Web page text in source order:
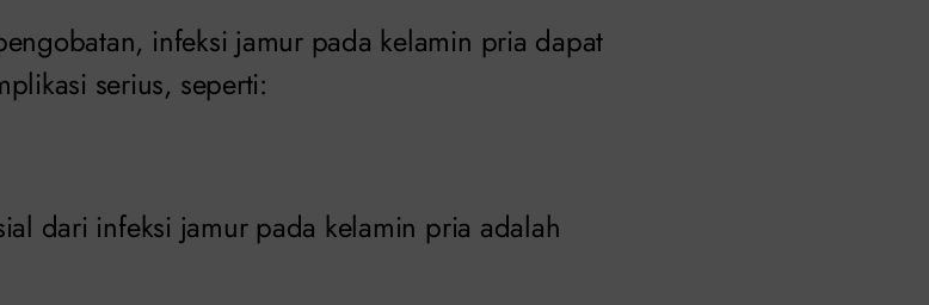
infeksi jamur pada kelamin pria dapat
serius, seperti:
dari infeksi jamur pada kelamin pria adalah